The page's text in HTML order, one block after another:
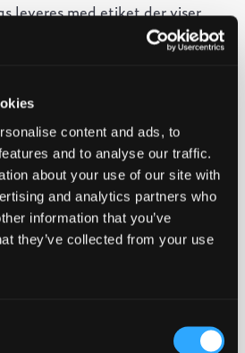
content and ads, to
and to analyse our traffic.
about your use of our site with
and analytics partners who
information that you’ve
they’ve collected from your use
leveres med etiket der viser
svejsning samt stregkode, der
information om køletid. På
er kompatibelt med.
produkter kun svejses af
til forespørgsel